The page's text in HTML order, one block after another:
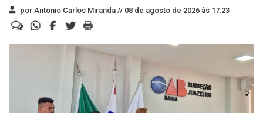
por Antonio Carlos Miranda // 08 de agosto de 2026 às 17:23